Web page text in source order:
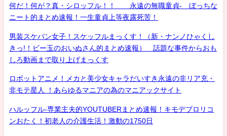
何だ！何が？真・シロッフル！！ 永遠の無職童貞- ぼっちな
ニート的まとめ速報！一生童貞上等夜露死苦！
男装スケバン女子！スケッフルまっくす！（新・ナンノひゃくし
きっ!！ビー玉のおいぬさん的まとめ速報） 話題な事件からおも
しろ動画まで取り上げまっくす
ロボットアニメ！メカと美少女キャラだいすき永遠の非リア充・
非モテ星人 ！あらゆるマニアの為のマニアックサイト
ハルッフル-専業主夫的YOUTUBERまとめ速報！キモデブロリコ
ンおたく！初老人の介護生活！激動の1750日